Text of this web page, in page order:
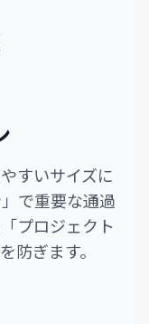
すいサイズに
で重要な通過
プロジェクト
防ぎます。